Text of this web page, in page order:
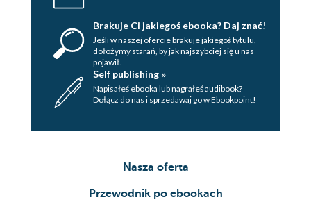
Brakuje Ci jakiegoś ebooka? Daj znać!
Jeśli w naszej ofercie brakuje jakiegoś tytulu,
dołożymy starań, by jak najszybciej się u nas
pojawił.
Self publishing »
Napisałeś ebooka lub nagrałeś audibook?
Dołącz do nas i sprzedawaj go w Ebookpoint!
Nasza oferta
Przewodnik po ebookach